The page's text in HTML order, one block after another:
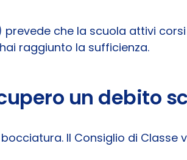
prevede che la scuola attivi
raggiunto la sufficienza.
un debito
Il Consiglio di